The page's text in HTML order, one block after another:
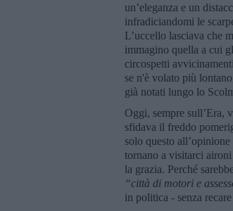
un’eleganza e un
infradiciandomi le
L’uccello lasciava che
immagino quella a cui
circospetti
se n'è volato più
già notati lungo lo
Oggi, sempre sull’Era,
sfidava il freddo
solo questo
tornano a visitarci
la grazia. Perché
“città di motori e
in politica - senza